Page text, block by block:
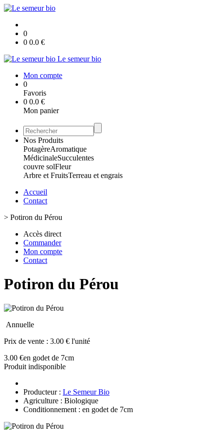
0
0 0.0 €
Le semeur bio
Mon compte
0
Favoris
0 0.0 €
Mon panier
Nos Produits
PotagèreAromatique
MédicinaleSucculentes
couvre solFleur
Arbre et FruitsTerreau et engrais
Accueil
Contact
> Potiron du Pérou
Accès direct
Commander
Mon compte
Contact
Potiron du Pérou
Annuelle
Prix de vente : 3.00 € l'unité
3.00 €en godet de 7cm
Produit indisponible
Producteur : Le Semeur Bio
Agriculture : Biologique
Conditionnement : en godet de 7cm